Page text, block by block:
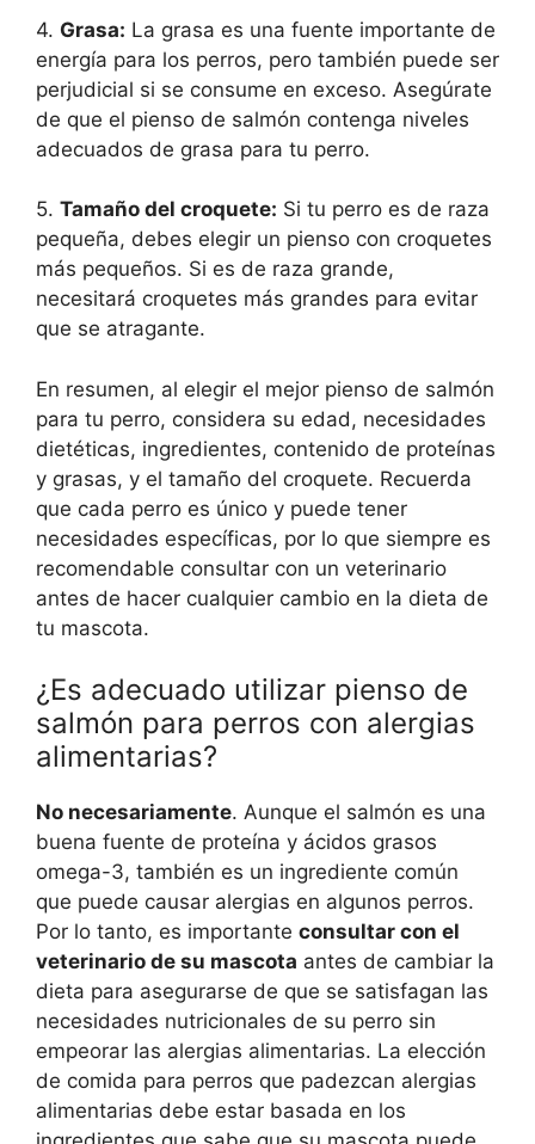
4. Grasa: La grasa es una fuente importante de
energía para los perros, pero también puede ser
perjudicial si se consume en exceso. Asegúrate
de que el pienso de salmón contenga niveles
adecuados de grasa para tu perro.
5. Tamaño del croquete: Si tu perro es de raza
pequeña, debes elegir un pienso con croquetes
más pequeños. Si es de raza grande,
necesitará croquetes más grandes para evitar
que se atragante.
En resumen, al elegir el mejor pienso de salmón
para tu perro, considera su edad, necesidades
dietéticas, ingredientes, contenido de proteínas
y grasas, y el tamaño del croquete. Recuerda
que cada perro es único y puede tener
necesidades específicas, por lo que siempre es
recomendable consultar con un veterinario
antes de hacer cualquier cambio en la dieta de
tu mascota.
¿Es adecuado utilizar pienso de
salmón para perros con alergias
alimentarias?
No necesariamente. Aunque el salmón es una
buena fuente de proteína y ácidos grasos
omega-3, también es un ingrediente común
que puede causar alergias en algunos perros.
Por lo tanto, es importante consultar con el
veterinario de su mascota antes de cambiar la
dieta para asegurarse de que se satisfagan las
necesidades nutricionales de su perro sin
empeorar las alergias alimentarias. La elección
de comida para perros que padezcan alergias
alimentarias debe estar basada en los